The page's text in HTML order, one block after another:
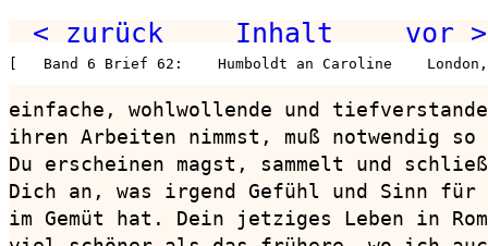
< zurück Inhalt vor >
[   Band 6 Brief 62:    Humboldt an Caroline
einfache, wohlwollende und
ihren Arbeiten nimmst, muß notwendig
Du erscheinen magst, sammelt und
Dich an, was irgend Gefühl und Sinn für
im Gemüt hat. Dein jetziges Leben in